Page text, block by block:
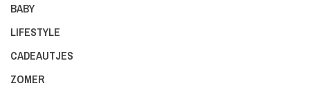
BABY
LIFESTYLE
CADEAUTJES
ZOMER